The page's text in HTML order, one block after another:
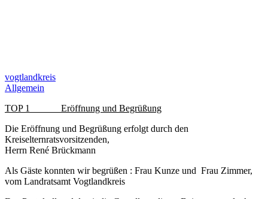
vogtlandkreis
Allgemein
TOP 1 Eröffnung und Begrüßung
Die Eröffnung und Begrüßung erfolgt durch den
Kreiselternratsvorsitzenden,
Herrn René Brückmann
Als Gäste konnten wir begrüßen : Frau Kunze und Frau Zimmer,
vom Landratsamt Vogtlandkreis